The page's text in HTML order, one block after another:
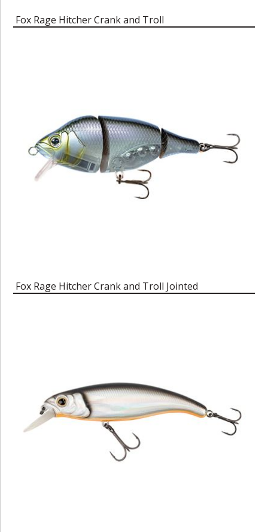
Fox Rage Hitcher Crank and Troll
Fox Rage Hitcher Crank and Troll Jointed